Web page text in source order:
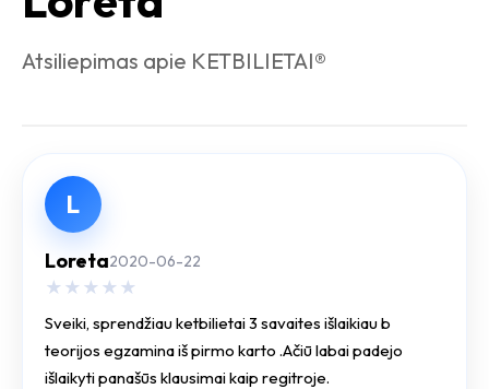
Atsiliepimas apie KETBILIETAI®
L
Loreta2020-06-22
★ ★ ★ ★ ★
Sveiki, sprendžiau ketbilietai 3 savaites išlaikiau b
teorijos egzamina iš pirmo karto .Ačiū labai padejo
išlaikyti panašūs klausimai kaip regitroje.